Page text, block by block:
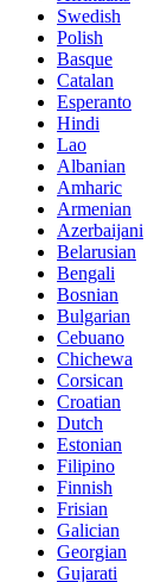
Swedish
Polish
Basque
Catalan
Esperanto
Hindi
Lao
Albanian
Amharic
Armenian
Azerbaijani
Belarusian
Bengali
Bosnian
Bulgarian
Cebuano
Chichewa
Corsican
Croatian
Dutch
Estonian
Filipino
Finnish
Frisian
Galician
Georgian
Gujarati